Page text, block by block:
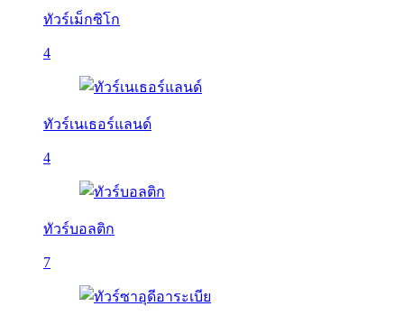
ทัวร์เม็กซิโก
4
ทัวร์เนเธอร์แลนด์
4
ทัวร์บอลติก
7